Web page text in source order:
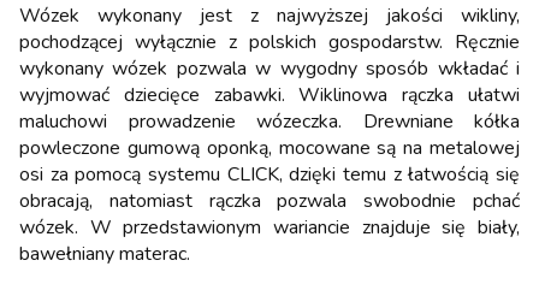
Wózek wykonany jest z najwyższej jakości wikliny,
pochodzącej wyłącznie z polskich gospodarstw. Ręcznie
wykonany wózek pozwala w wygodny sposób wkładać i
wyjmować dziecięce zabawki. Wiklinowa rączka ułatwi
maluchowi prowadzenie wózeczka. Drewniane kółka
powleczone gumową oponką, mocowane są na metalowej
osi za pomocą systemu CLICK, dzięki temu z łatwością się
obracają, natomiast rączka pozwala swobodnie pchać
wózek. W przedstawionym wariancie znajduje się biały,
bawełniany materac.